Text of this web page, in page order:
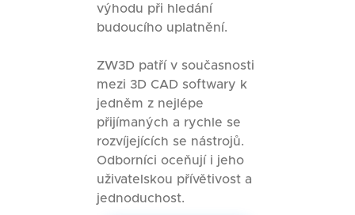
výhodu při hledání
budoucího uplatnění.
ZW3D patří v současnosti
mezi 3D CAD softwary k
jedněm z nejlépe
přijímaných a rychle se
rozvíjejících se nástrojů.
Odborníci oceňují i jeho
uživatelskou přívětivost a
jednoduchost.